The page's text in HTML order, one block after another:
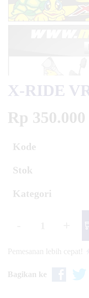
X-RIDE
Rp 350.000
Kode
Stok
Kategori
Pemesanan lebih cepat!
Bagikan ke